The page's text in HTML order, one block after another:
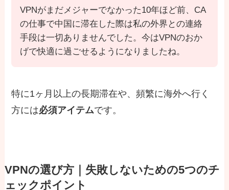
VPNがまだメジャーでなかった10年ほど前、CA
の仕事で中国に滞在した際は私の外界との連絡
手段は一切ありませんでした。今はVPNのおか
げで快適に過ごせるようになりましたね。
特に1ヶ月以上の長期滞在や、頻繁に海外へ行く
方には必須アイテムです。
VPNの選び方｜失敗しないための5つのチ
ェックポイント